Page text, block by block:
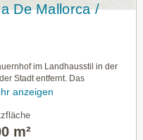
De Mallorca /
im Landhausstil in der
Stadt entfernt. Das
anzeigen
m²